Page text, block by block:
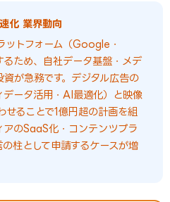
化 業界動向
ットフォーム（Google・
ため、自社データ基盤・メデ
が急務です。デジタル広告の
データ活用・AI最適化）と映像
せることで1億円超の計画を組
アのSaaS化・コンテンツプラ
柱として申請するケースが増